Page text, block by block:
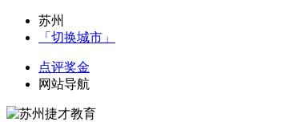
苏州
「切换城市」
点评奖金
网站导航